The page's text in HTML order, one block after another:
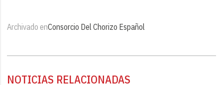
Archivado enConsorcio Del Chorizo Español
NOTICIAS RELACIONADAS